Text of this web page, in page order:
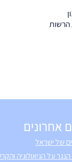
הרשות
אחרונים
של ישראל
על הגיאולוגיה